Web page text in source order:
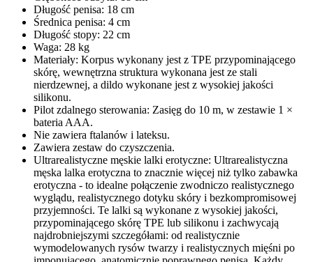
Długość penisa: 18 cm
Średnica penisa: 4 cm
Długość stopy: 22 cm
Waga: 28 kg
Materiały: Korpus wykonany jest z TPE przypominającego
skórę, wewnętrzna struktura wykonana jest ze stali
nierdzewnej, a dildo wykonane jest z wysokiej jakości
silikonu.
Pilot zdalnego sterowania: Zasięg do 10 m, w zestawie 1 ×
bateria AAA.
Nie zawiera ftalanów i lateksu.
Zawiera zestaw do czyszczenia.
Ultrarealistyczne męskie lalki erotyczne: Ultrarealistyczna
męska lalka erotyczna to znacznie więcej niż tylko zabawka
erotyczna - to idealne połączenie zwodniczo realistycznego
wyglądu, realistycznego dotyku skóry i bezkompromisowej
przyjemności. Te lalki są wykonane z wysokiej jakości,
przypominającego skórę TPE lub silikonu i zachwycają
najdrobniejszymi szczegółami: od realistycznie
wymodelowanych rysów twarzy i realistycznych mięśni po